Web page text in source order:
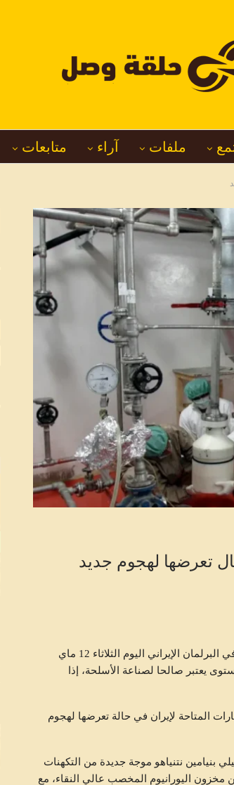
ملفات آراء متابعات
قال ​إبراهيم ⁠رضائي المتحدث باسم لجنة الأمن القومي والسياسة ​الخارجية في ‌البرلمان الإيراني اليوم الثلاثاء 12 ماي
بنسبة نقاء تصل إلى ‌90 بالمئة، وهو ‌مستوى ⁠يعتبر صالحا لصناعة الأسلحة، إذا
​التخصيب ⁠بنسبة ​90 بالمئة أحد الخيارات المتاحة لإيران ​في حالة تعرضها لهجوم
بنيامين نتنياهو موجة جديدة من التكهنات
مخزون اليورانيوم المخصب عالي النقاء، مع